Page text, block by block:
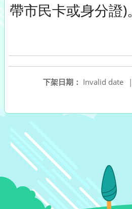
帶市民卡或身分證)。
下架日期： Invalid date
|